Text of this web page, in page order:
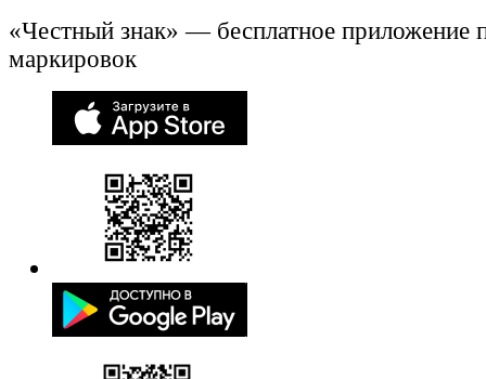
«Честный знак» — бесплатное приложение
маркировок